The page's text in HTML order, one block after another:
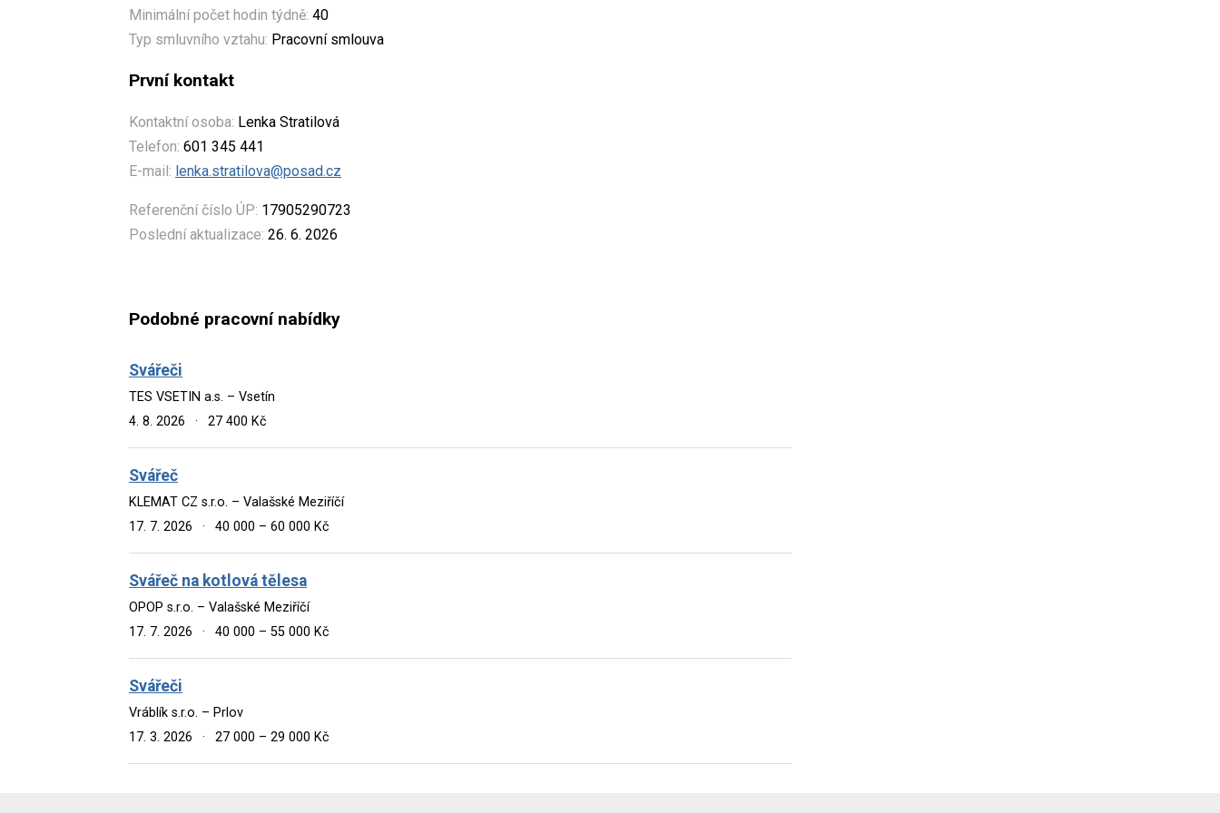
Minimální počet hodin týdně: 40
Typ smluvního vztahu: Pracovní smlouva
První kontakt
Kontaktní osoba: Lenka Stratilová
Telefon: 601 345 441
E-mail: lenka.stratilova@posad.cz
Referenční číslo ÚP: 17905290723
Poslední aktualizace: 26. 6. 2026
Podobné pracovní nabídky
Svářeči
TES VSETIN a.s. – Vsetín
4. 8. 2026
· 27 400 Kč
Svářeč
KLEMAT CZ s.r.o. – Valašské Meziříčí
17. 7. 2026
· 40 000 – 60 000 Kč
Svářeč na kotlová tělesa
OPOP s.r.o. – Valašské Meziříčí
17. 7. 2026
· 40 000 – 55 000 Kč
Svářeči
Vráblík s.r.o. – Prlov
17. 3. 2026
· 27 000 – 29 000 Kč